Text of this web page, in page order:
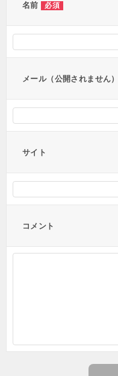
名前 必須
メール（公開されません）
サイト
コメント